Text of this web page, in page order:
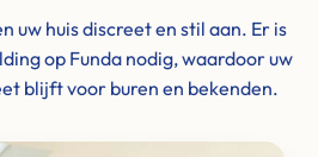
uw huis discreet en stil aan. Er is
op Funda nodig, waardoor uw
blijft voor buren en bekenden.